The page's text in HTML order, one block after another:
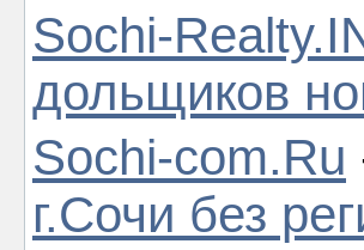
Sochi-
дольщиков
Sochi-com.Ru
г.Сочи без